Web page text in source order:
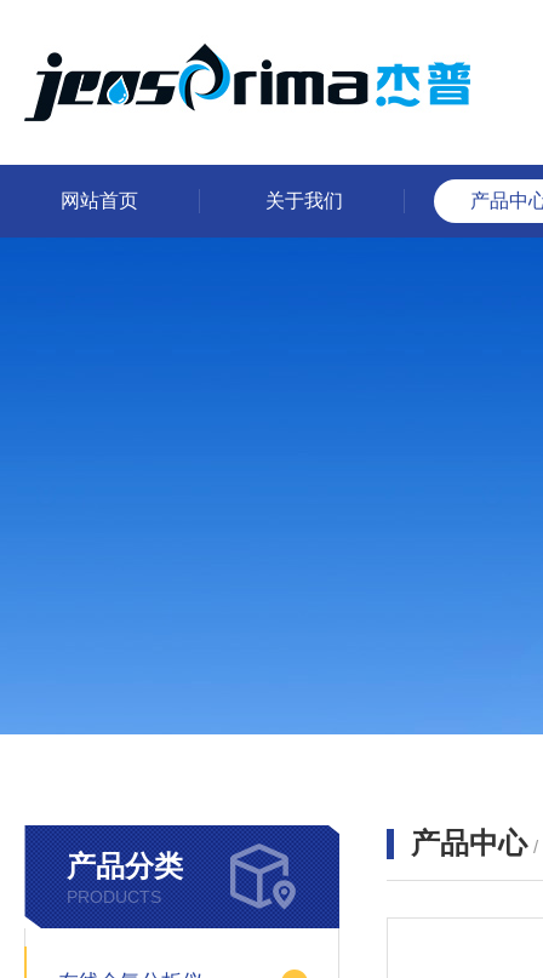
网站首页 关于我们 产品中
产品分类
PRODUCTS
产品中心 /